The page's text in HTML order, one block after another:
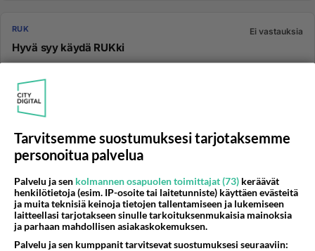
RUK Ei vastauksia
Hyvä syy käydä RUKki
http://www.iltasanomat.fi/kotimaa/art-
1288744823883.html...
30.09.2014 11:26
RUK
Mitä kurssituotteita hankitte?
Kaikilta RUK:n käyneitä kyselenkin tässä mitä
kurssituotteita olet hankkinut? Itselläni on tallessa
seuraavat: -kurssip...
Tarvitsemme suostumuksesi tarjotaksemme
personoitua palvelua
Palvelu ja sen kolmannen osapuolen toimittajat (73) keräävät
henkilötietoja (esim. IP-osoite tai laitetunniste) käyttäen evästeitä
ja muita teknisiä keinoja tietojen tallentamiseen ja lukemiseen
laitteellasi tarjotakseen sinulle tarkoituksenmukaisia mainoksia
ja parhaan mahdollisen asiakaskokemuksen.
Palvelu ja sen kumppanit tarvitsevat suostumuksesi seuraaviin: